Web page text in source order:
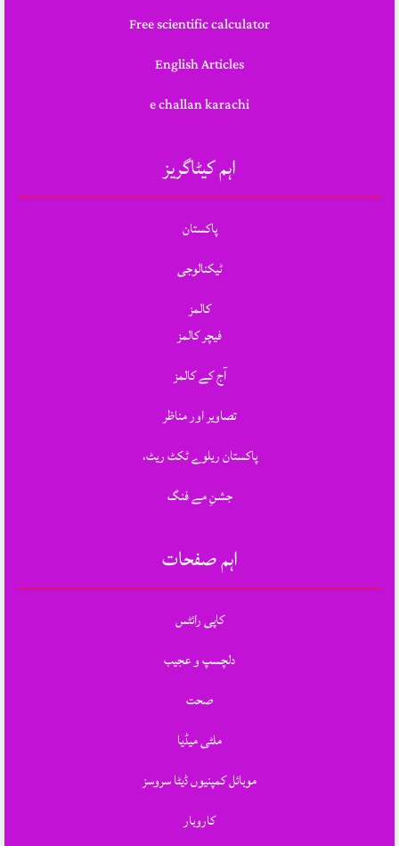
Free scientific calculator
English Articles
e challan karachi
اہم کیٹاگریز
پاکستان
ٹیکنالوجی
کالمز
فیچر کالمز
آج کے کالمز
تصاویر اور مناظر
پاکستان ریلوے ٹکٹ ریٹ،
جشنِ مے فنگ
اہم صفحات
کاپی رائٹس
دلچسپ و عجیب
صحت
ملٹی میڈیا
موبائل کمپنیوں ڈیٹا سروسز
کاروبار